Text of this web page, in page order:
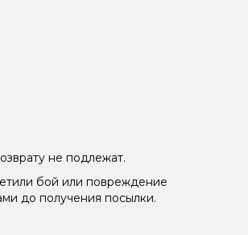
не подлежат.
бой или повреждение
до получения посылки.